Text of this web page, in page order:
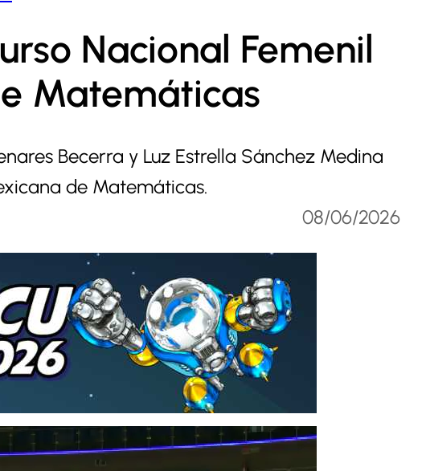
Nacional Femenil
Matemáticas
Becerra y Luz Estrella Sánchez Medina
de Matemáticas.
08/06/2026